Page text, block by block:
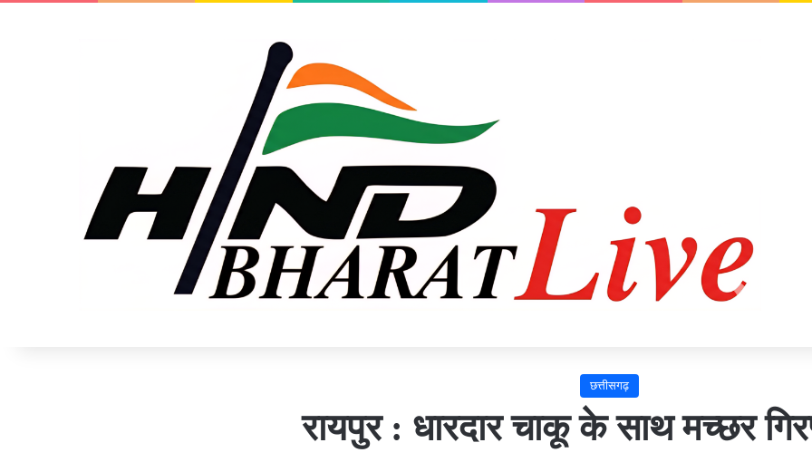
छत्तीसगढ़
रायपुर : धारदार चाकू के साथ मच्छर